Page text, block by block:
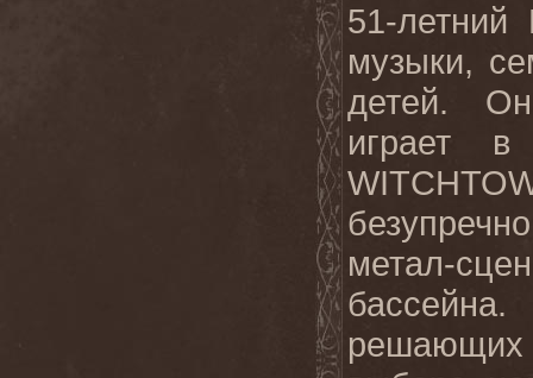
51-летний
музыки,
детей.
играет в
метал-